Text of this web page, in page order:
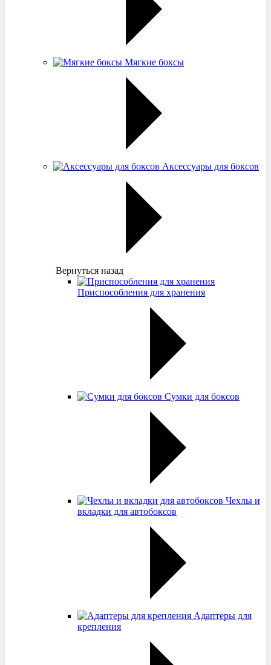
Мягкие боксы
Аксессуары для боксов
Вернуться назад
Приспособления для хранения
Сумки для боксов
Чехлы и
вкладки для автобоксов
Адаптеры для
крепления